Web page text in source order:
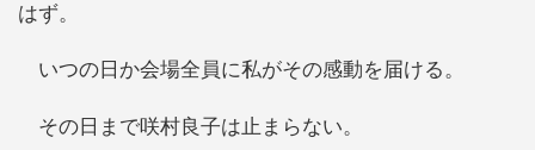
はず。
いつの日か会場全員に私がその感動を届ける。
その日まで咲村良子は止まらない。